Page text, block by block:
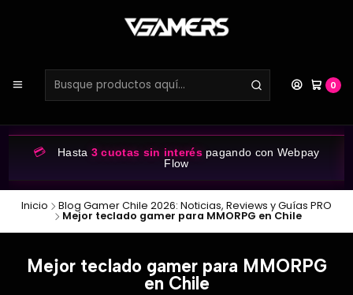
0
💳 Hasta 3 cuotas sin interéspagando con Webpay
Flow
Inicio Blog Gamer Chile 2026: Noticias, Reviews y Guías PRO
Mejor teclado gamer para MMORPG en Chile
Mejor teclado gamer para MMORPG
en Chile